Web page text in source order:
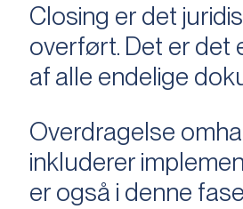
Closing er det
overført. Det er det
af alle endelige
Overdragelse
inkluderer
er også i denne